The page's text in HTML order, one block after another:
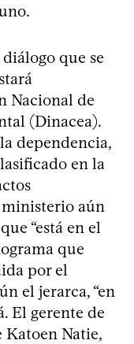
que se
Nacional de
(Dinacea).
dependencia,
en la
ministerio aún
“está en el
que
por el
el jerarca, “en
El gerente de
Katoen Natie,